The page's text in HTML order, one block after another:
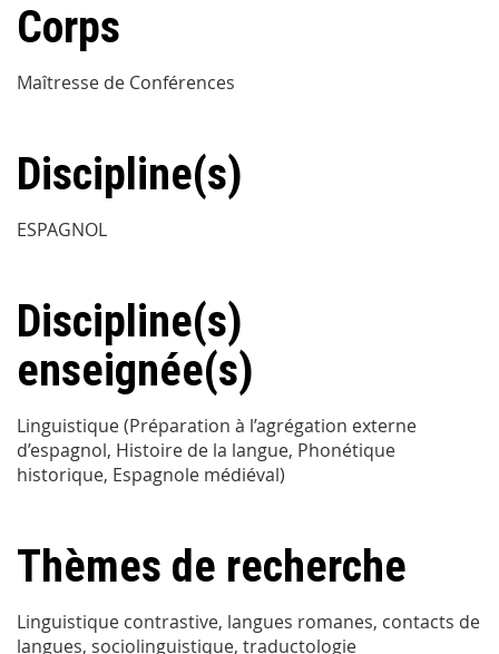
Corps
Maîtresse de Conférences
Discipline(s)
ESPAGNOL
Discipline(s)
enseignée(s)
Linguistique (Préparation à l’agrégation externe
d’espagnol, Histoire de la langue, Phonétique
historique, Espagnole médiéval)
Thèmes de recherche
Linguistique contrastive, langues romanes, contacts de
langues, sociolinguistique, traductologie